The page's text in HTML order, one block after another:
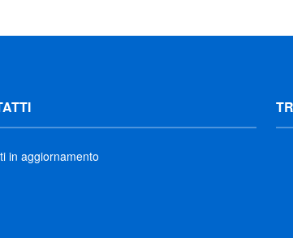
in aggiornamento